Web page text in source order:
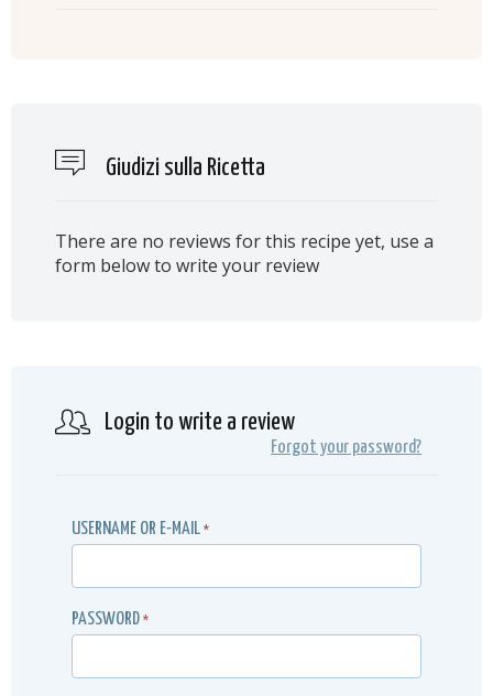
Giudizi sulla Ricetta
There are no reviews for this recipe yet, use a
form below to write your review
Login to write a review
Forgot your password?
USERNAME OR E-MAIL *
PASSWORD *